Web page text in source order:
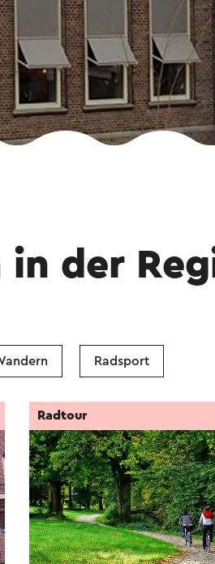
in der
Radsport
Radtour